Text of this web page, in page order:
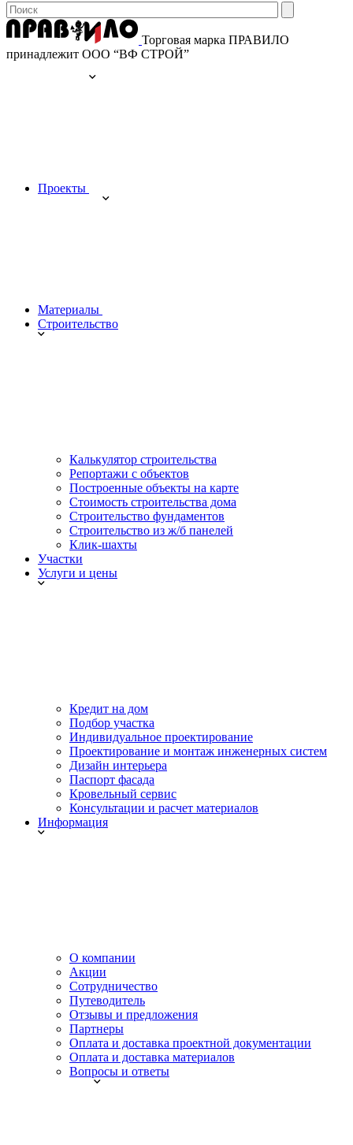
Торговая марка ПРАВИЛО
принадлежит ООО “ВФ СТРОЙ”
Проекты
Материалы
Строительство
Калькулятор строительства
Репортажи с объектов
Построенные объекты на карте
Стоимость строительства дома
Строительство фундаментов
Строительство из ж/б панелей
Клик-шахты
Участки
Услуги и цены
Кредит на дом
Подбор участка
Индивидуальное проектирование
Проектирование и монтаж инженерных систем
Дизайн интерьера
Паспорт фасада
Кровельный сервис
Консультации и расчет материалов
Информация
О компании
Акции
Сотрудничество
Путеводитель
Отзывы и предложения
Партнеры
Оплата и доставка проектной документации
Оплата и доставка материалов
Вопросы и ответы